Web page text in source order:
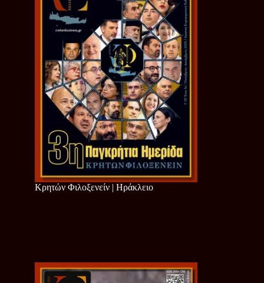
Κρητών Φιλοξενείν | Ηράκλειο